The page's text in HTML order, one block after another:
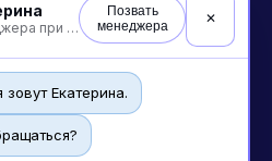
Отвечу и позову менеджера при необходимости
Позвать
менеджера
✕
Екатерина.